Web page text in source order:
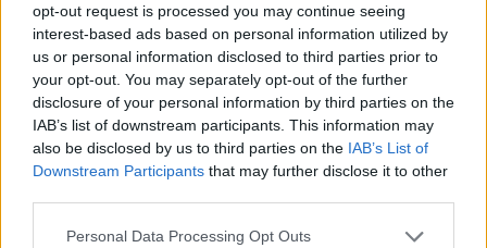
opt-out request is processed you may continue seeing
interest-based ads based on personal information utilized by
us or personal information disclosed to third parties prior to
your opt-out. You may separately opt-out of the further
disclosure of your personal information by third parties on the
IAB’s list of downstream participants. This information may
also be disclosed by us to third parties on the IAB’s List of
Downstream Participants that may further disclose it to other
Personal Data Processing Opt Outs
Otakar Hobza: Česko: Radiátor na každou střechu!
8.7.2026
Diskuse: 13
Když projíždím novou
zástavbou na okraji
jakéhokoliv většího města,
vidím pořád stejnou skladbu.
Světlá fasáda, černá nebo
aspoň velmi tmavá krytina. Dům vedle domu, ulice za ulicí, katalog
nezpochybnil.